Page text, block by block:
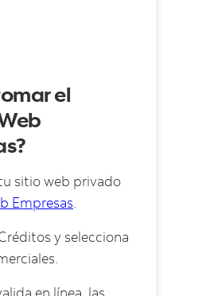
el
sitio web privado
Empresas.
y selecciona
en línea, las